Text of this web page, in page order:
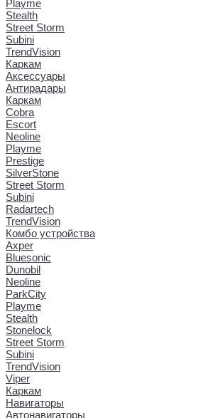
Playme
Stealth
Street Storm
Subini
TrendVision
Каркам
Аксессуары
Антирадары
Каркам
Cobra
Escort
Neoline
Playme
Prestige
SilverStone
Street Storm
Subini
Radartech
TrendVision
Комбо устройства
Axper
Bluesonic
Dunobil
Neoline
ParkCity
Playme
Stealth
Stonelock
Street Storm
Subini
TrendVision
Viper
Каркам
Навигаторы
Автонавигаторы